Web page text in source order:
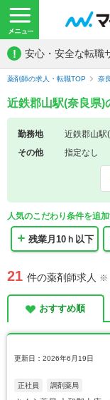
! 安心・安全な転職
薬剤師の求人・転職TOP 奈
近鉄郡山駅(奈良県)
勤務地
近鉄郡山駅
その他
指定なし
人気のこだわり条件を追
残業月10ｈ以下
21 件の薬剤師求人 ※
おすすめ順
更新日：2026年6月19日
正社員 調剤薬局